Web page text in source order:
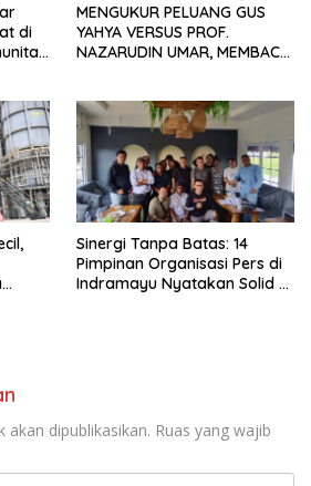
di
MENGUKUR PELUANG GUS
YAHYA VERSUS PROF.
NAZARUDIN UMAR, MEMBACA
Sinergi Tanpa Batas: 14
Pimpinan Organisasi Pers di
Indramayu Nyatakan Solid di
akan dipublikasikan. Ruas yang wajib